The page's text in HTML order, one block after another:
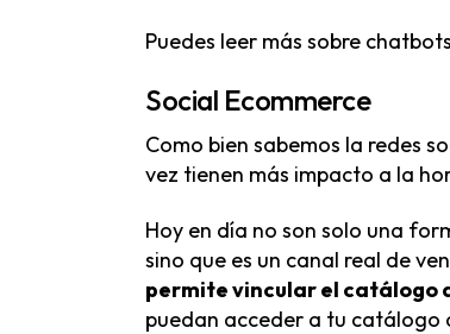
Puedes leer más sobre
Social Ecommerce
Como bien sabemos la redes
vez tienen más impacto a la
Hoy en día no son solo una
sino que es un canal real de
permite vincular el catálogo
puedan acceder a tu catálogo